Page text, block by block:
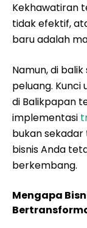
Kekhawatiran
tidak efektif,
baru adalah
Namun, di
peluang. Kunci
di Balikpapan
implementasi
bukan
bisnis Anda
berkembang.
Mengapa